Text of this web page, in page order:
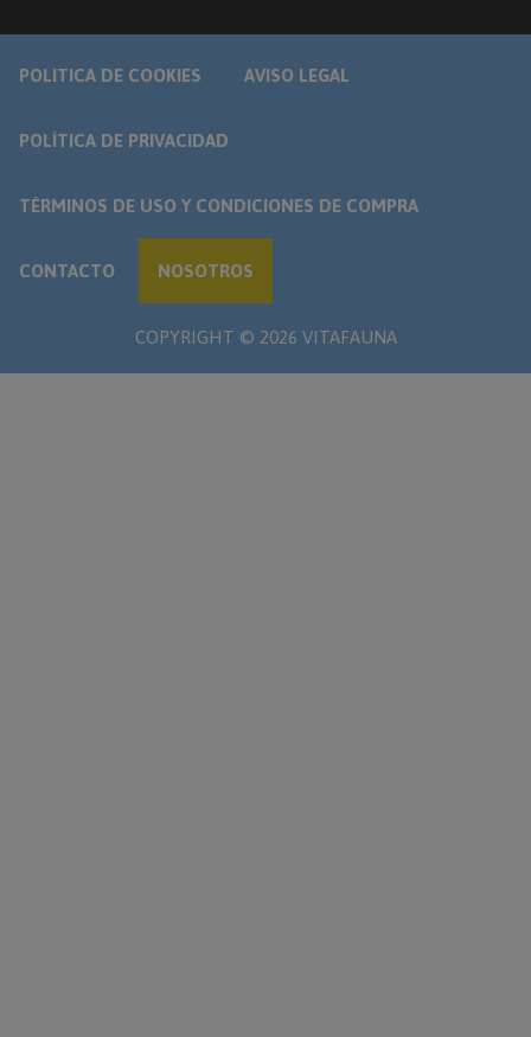
POLITICA DE COOKIES AVISO LEGAL
POLÍTICA DE PRIVACIDAD
TÉRMINOS DE USO Y CONDICIONES DE COMPRA
CONTACTO NOSOTROS
COPYRIGHT © 2026 VITAFAUNA